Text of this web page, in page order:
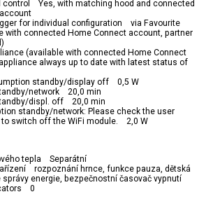
control Yes, with matching hood and connected
for individual configuration via Favourite
with connected Home Connect account, partner
(available with connected Home Connect
always up to date with latest status of
standby/display off 0,5 W
network 20,0 min
displ. off 20,0 min
standby/network: Please check the user
to switch off the WiFi module. 2,0 W
tepla Separátní
rozpoznání hrnce, funkce pauza, dětská
energie, bezpečnostní časovač vypnutí
0